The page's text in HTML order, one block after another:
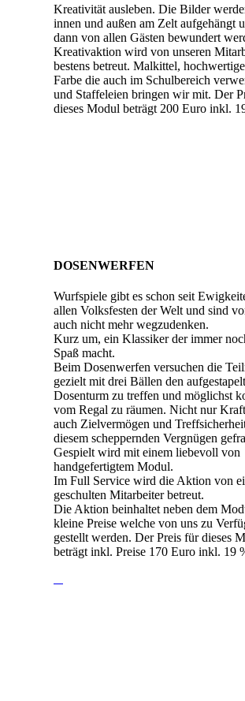
Kreativität ausleben. Die Bilder
innen und außen am Zelt aufgehängt
dann von allen Gästen bewundert
Kreativaktion wird von unseren
bestens betreut. Malkittel,
Farbe die auch im Schulbereich
und Staffeleien bringen wir mit. Der
dieses Modul beträgt 200 Euro inkl.
DOSENWERFEN
Wurfspiele gibt es schon seit
allen Volksfesten der Welt und sind
auch nicht mehr wegzudenken.
Kurz um, ein Klassiker der immer
Spaß macht.
Beim Dosenwerfen versuchen die
gezielt mit drei Bällen den
Dosenturm zu treffen und möglichst
vom Regal zu räumen. Nicht nur
auch Zielvermögen und
diesem scheppernden Vergnügen
Gespielt wird mit einem liebevoll von
handgefertigtem Modul.
Im Full Service wird die Aktion von
geschulten Mitarbeiter betreut.
Die Aktion beinhaltet neben dem
kleine Preise welche von uns zu
gestellt werden. Der Preis für dieses
beträgt inkl. Preise 170 Euro inkl. 19